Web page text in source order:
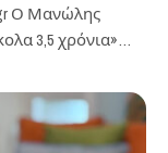
​Ο Μανώλης
3,5 χρόνια»